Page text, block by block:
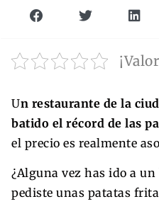
Un restaurante de la
batido el récord de las
el precio es realmente
¿Alguna vez has ido a
pediste unas patatas